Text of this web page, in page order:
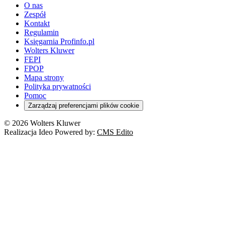
O nas
Zespół
Kontakt
Regulamin
Księgarnia Profinfo.pl
Wolters Kluwer
FEPI
FPOP
Mapa strony
Polityka prywatności
Pomoc
Zarządzaj preferencjami plików cookie
© 2026 Wolters Kluwer
Realizacja Ideo Powered by: CMS Edito